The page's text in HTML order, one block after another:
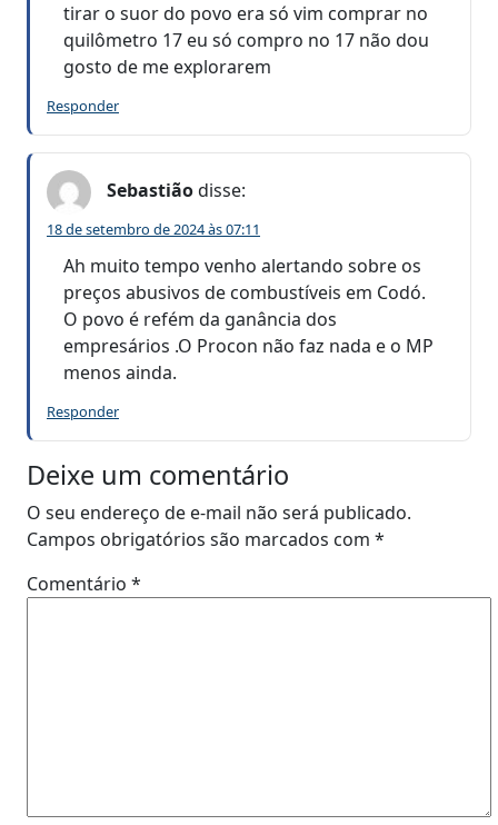
tirar o suor do povo era só vim comprar no
quilômetro 17 eu só compro no 17 não dou
gosto de me explorarem
Responder
Sebastiãodisse:
18 de setembro de 2024 às 07:11
Ah muito tempo venho alertando sobre os
preços abusivos de combustíveis em Codó.
O povo é refém da ganância dos
empresários .O Procon não faz nada e o MP
menos ainda.
Responder
Deixe um comentário
O seu endereço de e-mail não será publicado.
Campos obrigatórios são marcados com *
Comentário *